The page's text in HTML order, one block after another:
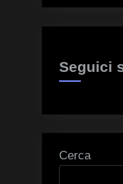
Seguici
Cerca